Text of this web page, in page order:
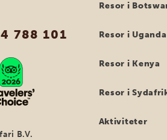
788 101
B.V.
Resor i
Resor i Uganda
Resor i Kenya
Resor i
Aktiviteter